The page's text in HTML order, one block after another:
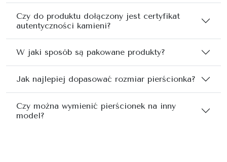
Czy do produktu dołączony jest certyfikat
autentyczności kamieni?
W jaki sposób są pakowane produkty?
Jak najlepiej dopasować rozmiar pierścionka?
Czy można wymienić pierścionek na inny
model?